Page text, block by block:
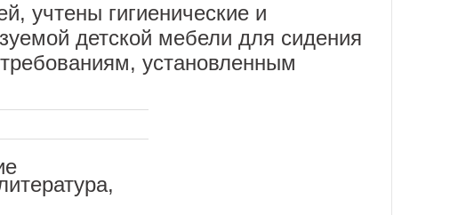
учтены гигиенические и
детской мебели для сидения
установленным